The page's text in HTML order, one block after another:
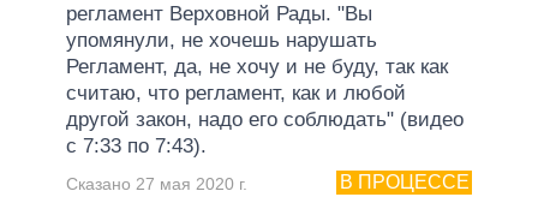
регламент Верховной Рады. "Вы
упомянули, не хочешь нарушать
Регламент, да, не хочу и не буду, так как
считаю, что регламент, как и любой
другой закон, надо его соблюдать" (видео
с 7:33 по 7:43).
В ПРОЦЕССЕ
Сказано 27 мая 2020 г.